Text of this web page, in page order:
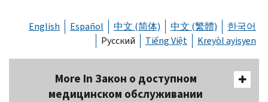
English Español 中文 (简体) 中文 (繁體)
한국어
Русский
Tiếng Việt Kreyòl ayisyen
More In Закон о доступном
медицинском обслуживании